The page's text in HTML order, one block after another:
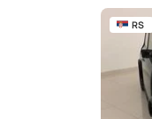
RS